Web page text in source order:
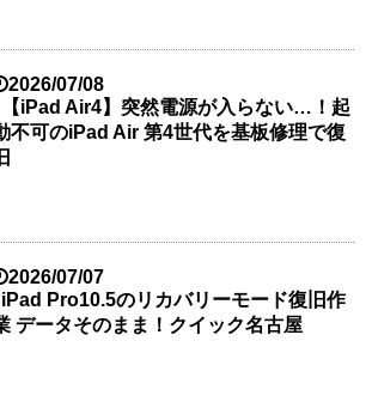
2026/07/08
【iPad Air4】突然電源が入らない…！起
不可のiPad Air 第4世代を基板修理で復
旧
2026/07/07
iPad Pro10.5のリカバリーモード復旧作
データそのまま！クイック名古屋